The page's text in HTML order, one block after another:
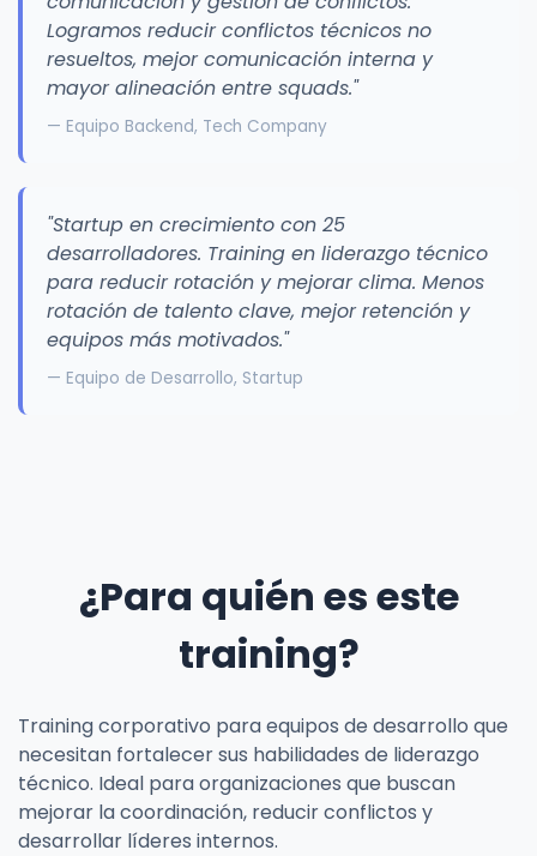
Logramos reducir conflictos técnicos no
resueltos, mejor comunicación interna y
mayor alineación entre squads."
— Equipo Backend, Tech Company
"Startup en crecimiento con 25
desarrolladores. Training en liderazgo técnico
para reducir rotación y mejorar clima. Menos
rotación de talento clave, mejor retención y
equipos más motivados."
— Equipo de Desarrollo, Startup
¿Para quién es este
training?
Training corporativo para equipos de desarrollo que
necesitan fortalecer sus habilidades de liderazgo
técnico. Ideal para organizaciones que buscan
mejorar la coordinación, reducir conflictos y
desarrollar líderes internos.